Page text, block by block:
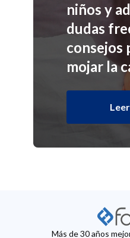
niños y
dudas
consejos
mojar la
Más de 30 años